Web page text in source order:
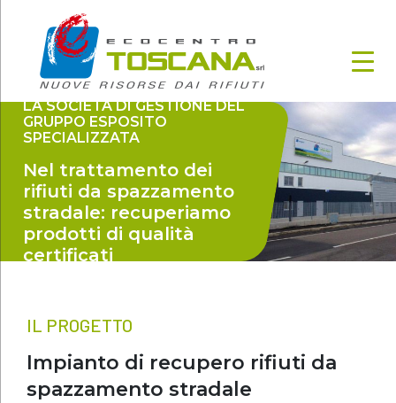
LA SOCIETÀ DI GESTIONE DEL
GRUPPO ESPOSITO
SPECIALIZZATA
Nel trattamento dei
rifiuti da spazzamento
stradale: recuperiamo
prodotti di qualità
certificati
IL PROGETTO
Impianto di recupero rifiuti da
spazzamento stradale